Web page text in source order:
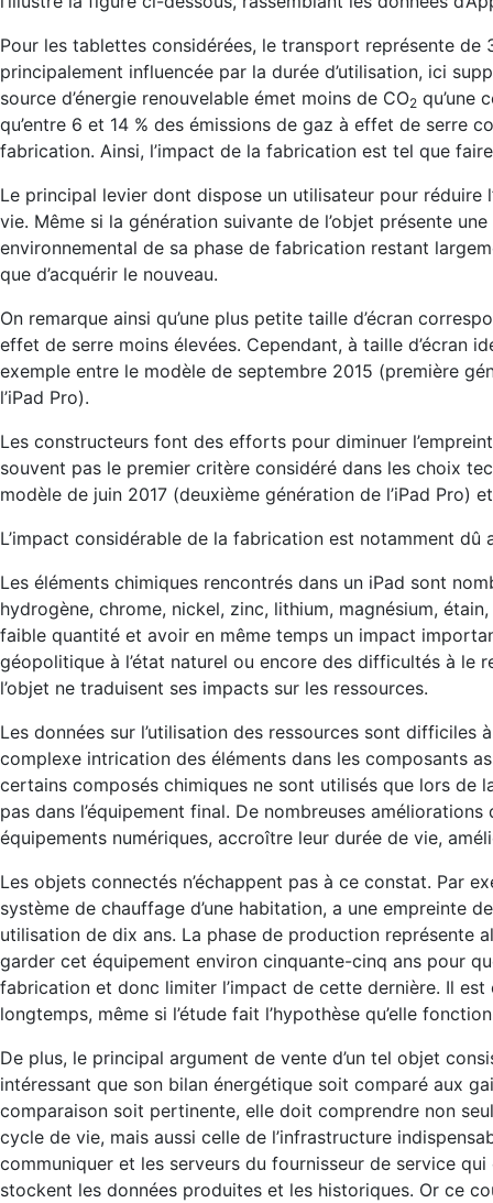
Pour les tablettes considérées, le transport représente de
principalement influencée par la durée d’utilisation, ici
source d’énergie renouvelable émet moins de CO2 qu’une
qu’entre 6 et 14 % des émissions de gaz à effet de serre
fabrication. Ainsi, l’impact de la fabrication est tel que
Le principal levier dont dispose un utilisateur pour
vie. Même si la génération suivante de l’objet présente
environnemental de sa phase de fabrication restant
que d’acquérir le nouveau.
On remarque ainsi qu’une plus petite taille d’écran
effet de serre moins élevées. Cependant, à taille d’écran
exemple entre le modèle de septembre 2015 (première
l’iPad Pro).
Les constructeurs font des efforts pour diminuer
souvent pas le premier critère considéré dans les choix
modèle de juin 2017 (deuxième génération de l’iPad Pro)
L’impact considérable de la fabrication est notamment
Les éléments chimiques rencontrés dans un iPad sont
hydrogène, chrome, nickel, zinc, lithium, magnésium,
faible quantité et avoir en même temps un impact
géopolitique à l’état naturel ou encore des difficultés à le
l’objet ne traduisent ses impacts sur les ressources.
Les données sur l’utilisation des ressources sont
complexe intrication des éléments dans les composants
certains composés chimiques ne sont utilisés que lors de
pas dans l’équipement final. De nombreuses
équipements numériques, accroître leur durée de vie,
Les objets connectés n’échappent pas à ce constat. Par
système de chauffage d’une habitation, a une empreinte
utilisation de dix ans. La phase de production représente
garder cet équipement environ cinquante-cinq ans pour
fabrication et donc limiter l’impact de cette dernière. Il
longtemps, même si l’étude fait l’hypothèse qu’elle
De plus, le principal argument de vente d’un tel objet
intéressant que son bilan énergétique soit comparé aux
comparaison soit pertinente, elle doit comprendre non
cycle de vie, mais aussi celle de l’infrastructure
communiquer et les serveurs du fournisseur de service
stockent les données produites et les historiques. Or ce